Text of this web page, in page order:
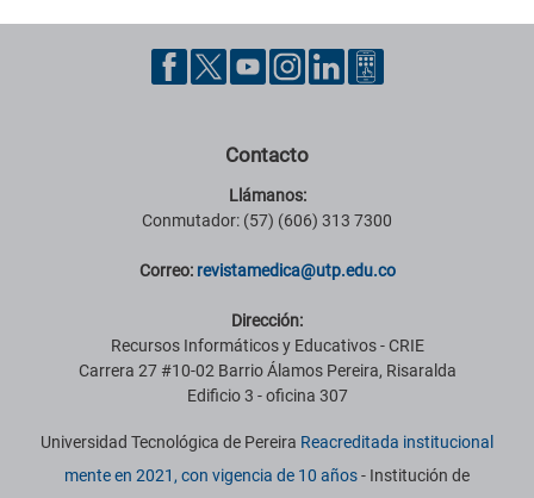
Contacto
Llámanos:
Conmutador: (57) (606) 313 7300
Correo: revistamedica@utp.edu.co
Dirección:
Recursos Informáticos y Educativos - CRIE
Carrera 27 #10-02 Barrio Álamos Pereira, Risaralda
Edificio 3 - oficina 307
Universidad Tecnológica de Pereira Reacreditada institucional
mente en 2021, con vigencia de 10 años- Institución de